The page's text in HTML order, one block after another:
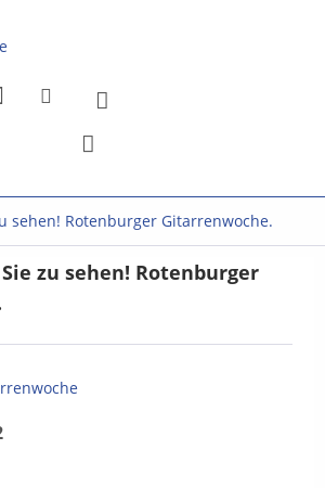
sehen! Rotenburger Gitarrenwoche.
zu sehen! Rotenburger